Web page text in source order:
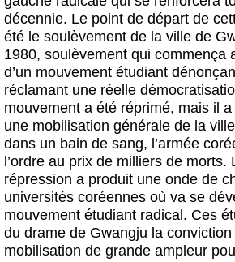
décennie. Le point de départ de
été le soulèvement de la ville de
1980, soulèvement qui commença
d’un mouvement étudiant
réclamant une réelle
mouvement a été réprimé, mais il
une mobilisation générale de la
dans un bain de sang, l’armée
l’ordre au prix de milliers de morts.
répression a produit une onde de
universités coréennes où va se
mouvement étudiant radical. Ces
du drame de Gwangju la conviction
mobilisation de grande ampleur